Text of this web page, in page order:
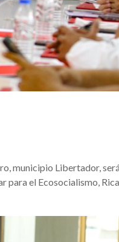
municipio Libertador,
para el Ecosocialismo,